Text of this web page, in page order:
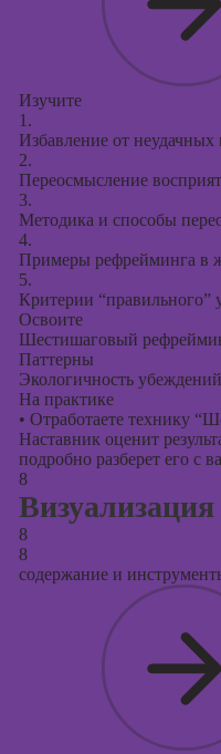
Изучите
1.
Избавление от
2.
Переосмысление
3.
Методика и способы
4.
Примеры рефрейминга в
5.
Критерии “правильного”
Освоите
Шестишаговый
Паттерны
Экологичность убеждений
На практике
• Отработаете технику
Наставник оценит
подробно разберет его с
8
8
8
содержание и